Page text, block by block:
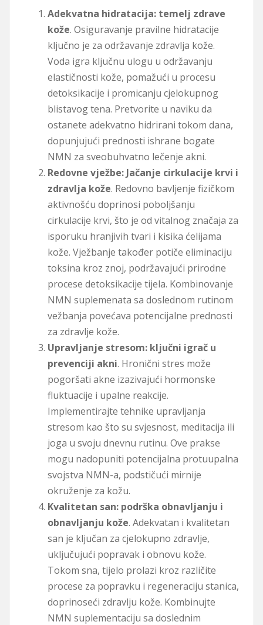
Adekvatna hidratacija: temelj zdrave
kože. Osiguravanje pravilne hidratacije
ključno je za održavanje zdravlja kože.
Voda igra ključnu ulogu u održavanju
elastičnosti kože, pomažući u procesu
detoksikacije i promicanju cjelokupnog
blistavog tena. Pretvorite u naviku da
ostanete adekvatno hidrirani tokom dana,
dopunjujući prednosti ishrane bogate
NMN za sveobuhvatno lečenje akni.
Redovne vježbe: Jačanje cirkulacije krvi i
zdravlja kože. Redovno bavljenje fizičkom
aktivnošću doprinosi poboljšanju
cirkulacije krvi, što je od vitalnog značaja za
isporuku hranjivih tvari i kisika ćelijama
kože. Vježbanje također potiče eliminaciju
toksina kroz znoj, podržavajući prirodne
procese detoksikacije tijela. Kombinovanje
NMN suplemenata sa doslednom rutinom
vežbanja povećava potencijalne prednosti
za zdravlje kože.
Upravljanje stresom: ključni igrač u
prevenciji akni. Hronični stres može
pogoršati akne izazivajući hormonske
fluktuacije i upalne reakcije.
Implementirajte tehnike upravljanja
stresom kao što su svjesnost, meditacija ili
joga u svoju dnevnu rutinu. Ove prakse
mogu nadopuniti potencijalna protuupalna
svojstva NMN-a, podstičući mirnije
okruženje za kožu.
Kvalitetan san: podrška obnavljanju i
obnavljanju kože. Adekvatan i kvalitetan
san je ključan za cjelokupno zdravlje,
uključujući popravak i obnovu kože.
Tokom sna, tijelo prolazi kroz različite
procese za popravku i regeneraciju stanica,
doprinoseći zdravlju kože. Kombinujte
NMN suplementaciju sa doslednim